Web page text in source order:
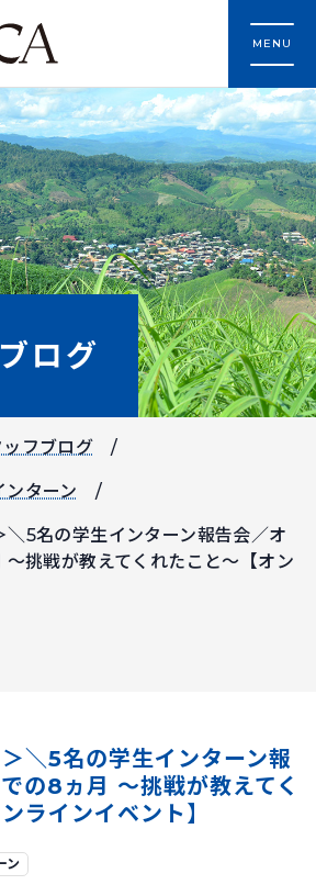
MENU
ログ
フブログ
ンターン
＼5名の学生インターン報告会／オ
挑戦が教えてくれたこと～【オン
＼5名の学生インターン報
の8ヵ月 ～挑戦が教えてく
ラインイベント】
ン